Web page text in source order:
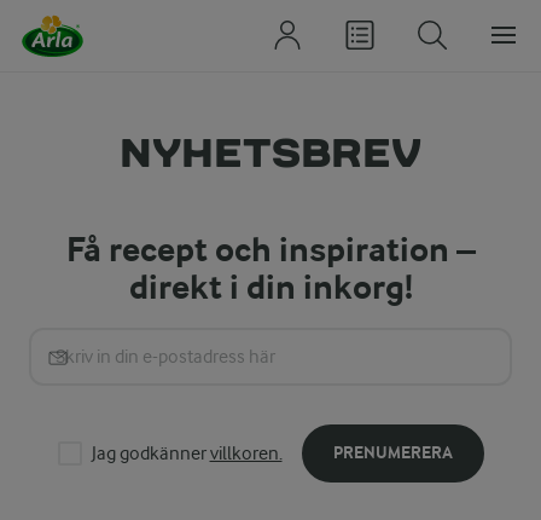
NYHETSBREV
Få recept och inspiration –
direkt i din inkorg!
Jag godkännervillkoren. PRENUMERERA